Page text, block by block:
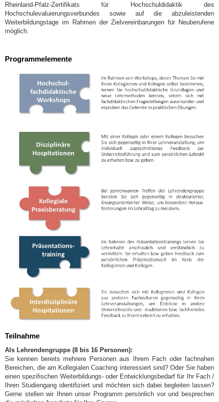
Rheinland-Pfalz-Zertifikats für Hochschuldidaktik des
Hochschulevaluierungsverbundes sowie auf die abzuleistenden
Weiterbildungstage im Rahmen der Zielvereinbarungen für Neuberufene
möglich.
Programmelemente
Teilnahme
Als Lehrendengruppe (8 bis 16 Personen):
Sie kennen bereits mehrere Personen aus Ihrem Fach oder fachnahen
Bereichen, die am Kollegialen Coaching interessiert sind? Oder Sie haben
einen spezifischen Weiterbildungs- oder Entwicklungsbedarf für Ihr Fach /
Ihren Studiengang identifiziert und möchten sich dabei begleiten lassen?
Gerne stellen wir Ihnen unser Programm persönlich vor und besprechen